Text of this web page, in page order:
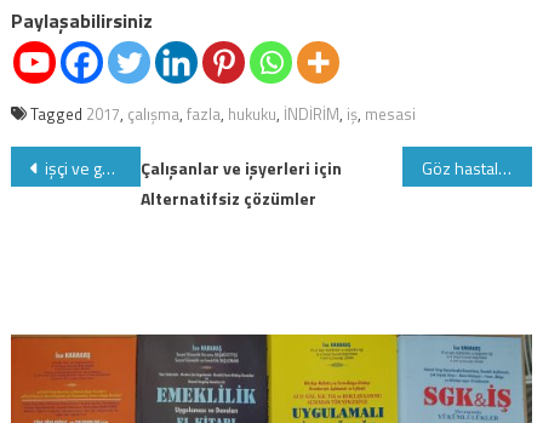
Paylaşabilirsiniz
Tagged 2017, çalışma, fazla, hukuku, İNDİRİM, iş, mesasi
Yazı
gezinmesi
işçi ve gün sayısının belli olmadığı işlerde SGK'nın asgari işçilik işlemleri Göz hastalıklarında ilaç kullanım ilkeleri
Çalışanlar ve işyerleri için
Alternatifsiz çözümler